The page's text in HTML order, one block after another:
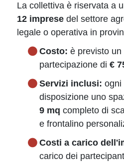
La collettiva è riservata a
12 imprese del settore
legale o operativa in
Costo: è previsto
partecipazione di €
Servizi inclusi: ogni
disposizione uno
9 mq completo di
e frontalino
Costi a carico
carico dei